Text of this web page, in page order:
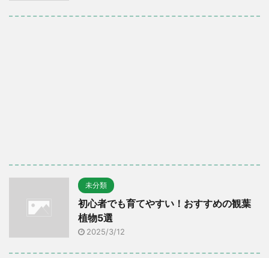
未分類
初心者でも育てやすい！おすすめの観葉
植物5選
2025/3/12